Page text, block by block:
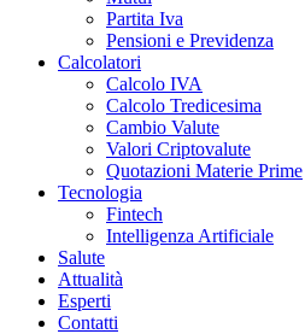
Partita Iva
Pensioni e Previdenza
Calcolatori
Calcolo IVA
Calcolo Tredicesima
Cambio Valute
Valori Criptovalute
Quotazioni Materie Prime
Tecnologia
Fintech
Intelligenza Artificiale
Salute
Attualità
Esperti
Contatti